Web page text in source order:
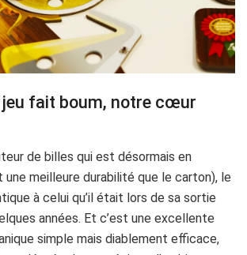
jeu fait boum, notre cœur
de billes qui est désormais en
meilleure durabilité que le carton), le
à celui qu’il était lors de sa sortie
années. Et c’est une excellente
simple mais diablement efficace,